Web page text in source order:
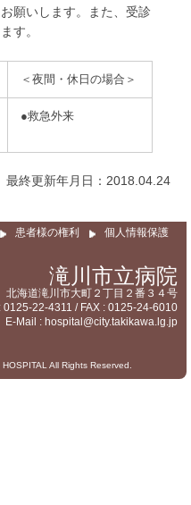
願いします。また、受診
す。
＜夜間・休日の場合＞
●救急外来
最終更新年月日：2018.04.24
患者様の権利
個人情報保護
滝川市立病院
海道滝川市大町２丁目２番３４号
0125-22-4311 / FAX : 0125-24-6010
E-Mail : hospital@city.takikawa.lg.jp
All Rights Reserved.